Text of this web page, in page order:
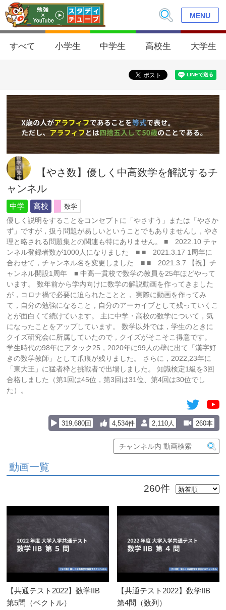
MENU
すべて 小学生 中学生 高校生 大学生
【やさ数】優しく中高数学を解説するチ
ャンネル
中学 高校
数学
優しく説明をすることをコンセプトに「やさすう」または「やさか
ず」ですが，扱う問題が易しいということでもありませんし，やさ
理と略される問題集との関連も特にありません。 ■ 2022.10 チャ
ンネル登録者数が1000人になりました ■ ■ 2021.3.17 1周年に
合わせて，チャンネル名を変更しました ■ ■ 2021.3.7 【祝】チ
ャンネル開設1周年 ■ 中高一貫校で数学の教員を25年ほどやって
います。 数年前から学内向けに数学の解説動画を作ってきました
が，コロナ禍で必要に迫られたことと， 実際に動画を作ってみ
て，自分の勉強になること，自分のアーカイブとして残っていくこ
とが面白くて続けています。 主に中学・高校の数学について，気
になったことをアップしています。 数学以外では，学生のときに
クイズ研究会に所属していたので，クイズがそこそこ得意です。
学生時代の98年にアタック25，2020年に99人の壁に出て「漢字好
きの数学教師」として爪痕が残りました。 さらに，2022,23年に
「東大王」に猛者枠と挑戦者で出場しました。 知識検定1級を3回
合格しました（第1回は45位，第3回は31位、第4回は30位でし
た）。
2,110人 260本
319,680回 4,534件
動画一覧
260件
【共通テスト2022】数学IIB
第5問（ベクトル）
【共通テスト2022】数学IIB
第4問（数列）